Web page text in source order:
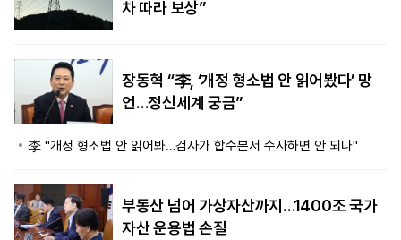
차 따라 보상”
장동혁 “李, ‘개정 형소법 안 읽어봤다’ 망
언…정신세계 궁금”
李 "개정 형소법 안 읽어봐…검사가 합수본서 수사하면 안 되나"
부동산 넘어 가상자산까지…1400조 국가
자산 운용법 손질